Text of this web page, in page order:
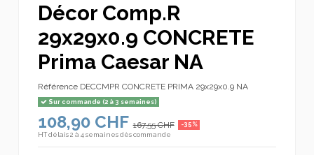
Décor Comp.R
29x29x0.9 CONCRETE
Prima Caesar NA
Référence DECCMPR CONCRETE PRIMA 29x29x0.9 NA
Sur commande (2 à 3 semaines)
108,90 CHF 167,55 CHF -35%
HTdélais 2 à 4 semaines dès commande